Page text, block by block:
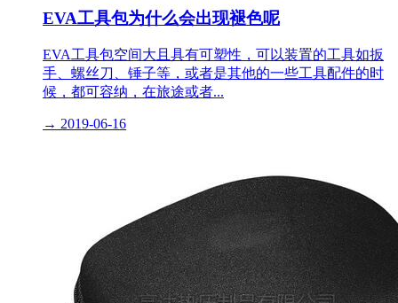
EVA工具包为什么会出现褪色呢
EVA工具包空间大且具有可塑性，可以装置的工具如扳
手、螺丝刀、锤子等，或者是其他的一些工具配件的时
候，都可容纳，在旅途或者...
→ 2019-06-16